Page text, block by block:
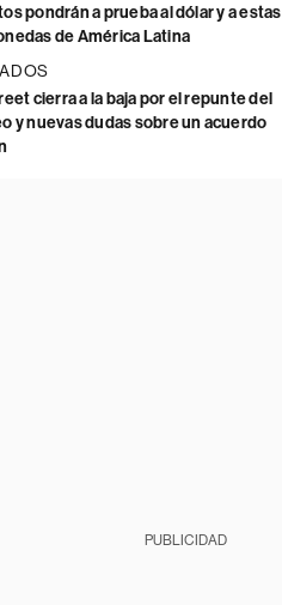
pondrán a prueba al dólar y a estas
de América Latina
cierra a la baja por el repunte del
y nuevas dudas sobre un acuerdo
PUBLICIDAD